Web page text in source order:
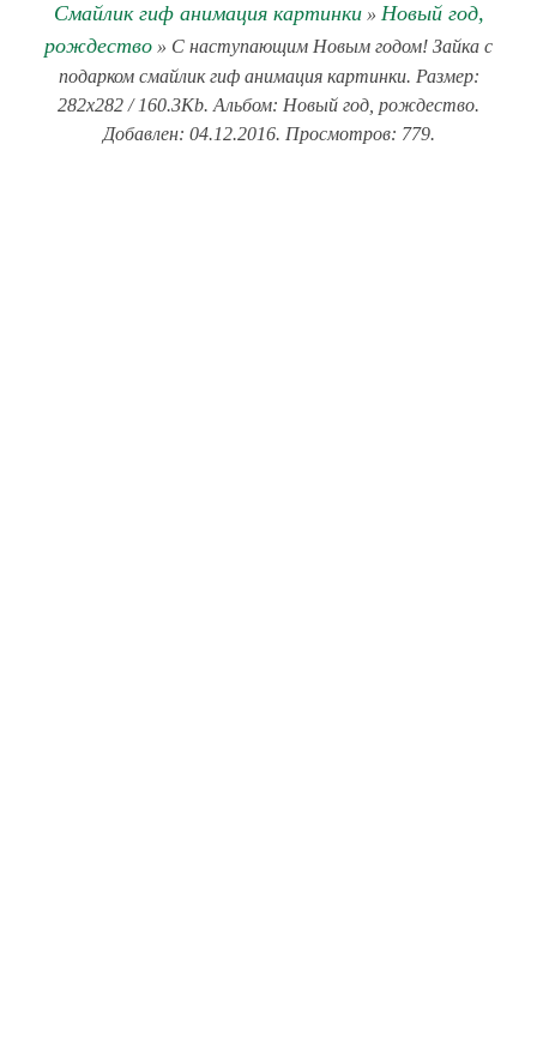
Смайлик гиф анимация картинки» Новый год,
рождество » С наступающим Новым годом! Зайка с
подарком смайлик гиф анимация картинки. Размер:
282x282 / 160.3Kb. Альбом: Новый год, рождество.
Добавлен: 04.12.2016. Просмотров: 779.